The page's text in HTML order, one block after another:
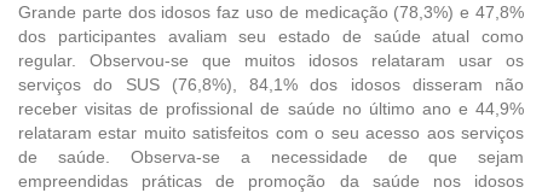
Grande parte dos idosos faz uso de medicação (78,3%) e 47,8%
dos participantes avaliam seu estado de saúde atual como
regular. Observou-se que muitos idosos relataram usar os
serviços do SUS (76,8%), 84,1% dos idosos disseram não
receber visitas de profissional de saúde no último ano e 44,9%
relataram estar muito satisfeitos com o seu acesso aos serviços
de saúde. Observa-se a necessidade de que sejam
empreendidas práticas de promoção da saúde nos idosos